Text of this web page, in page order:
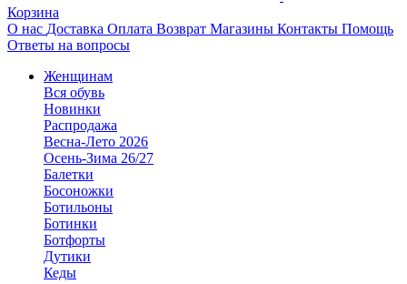
Корзина
О нас Доставка Оплата Возврат Магазины Контакты Помощь
Ответы на вопросы
Женщинам
Вся обувь
Новинки
Распродажа
Весна-Лето 2026
Осень-Зима 26/27
Балетки
Босоножки
Ботильоны
Ботинки
Ботфорты
Дутики
Кеды